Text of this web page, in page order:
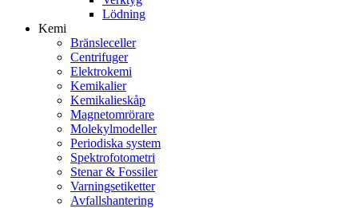
Lödning
Kemi
Bränsleceller
Centrifuger
Elektrokemi
Kemikalier
Kemikalieskåp
Magnetomrörare
Molekylmodeller
Periodiska system
Spektrofotometri
Stenar & Fossiler
Varningsetiketter
Avfallshantering